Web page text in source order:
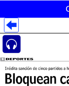
Despliegues
Despliegues
Despliegues